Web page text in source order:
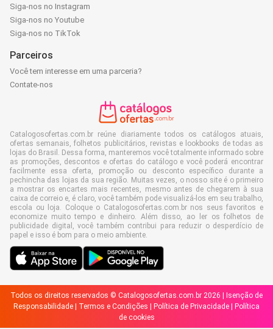
Siga-nos no Instagram
Siga-nos no Youtube
Siga-nos no TikTok
Parceiros
Você tem interesse em uma parceria?
Contate-nos
Catalogosofertas.com.br reúne diariamente todos os catálogos atuais,
ofertas semanais, folhetos publicitários, revistas e lookbooks de todas as
lojas do Brasil. Dessa forma, manteremos você totalmente informado sobre
as promoções, descontos e ofertas do catálogo e você poderá encontrar
facilmente essa oferta, promoção ou desconto específico durante a
pechincha das lojas da sua região. Muitas vezes, o nosso site é o primeiro
a mostrar os encartes mais recentes, mesmo antes de chegarem à sua
caixa de correio e, é claro, você também pode visualizá-los em seu trabalho,
escola ou loja. Coloque o Catalogosofertas.com.br nos seus favoritos e
economize muito tempo e dinheiro. Além disso, ao ler os folhetos de
publicidade digital, você também contribui para reduzir o desperdício de
papel e isso é bom para o meio ambiente.
Todos os direitos reservados © Catalogosofertas.com.br 2026 |
Isenção de
Responsabilidade
Termos e Condições Política de Privacidade
Política
de cookies